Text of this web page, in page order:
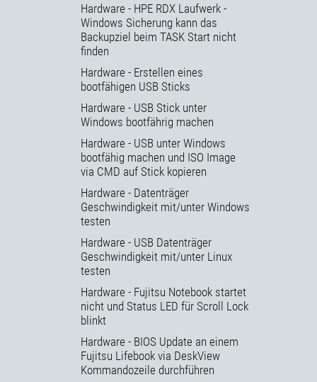
Hardware - HPE RDX Laufwerk -
Windows Sicherung kann das
Backupziel beim TASK Start nicht
finden
Hardware - Erstellen eines
bootfähigen USB Sticks
Hardware - USB Stick unter
Windows bootfährig machen
Hardware - USB unter Windows
bootfähig machen und ISO Image
via CMD auf Stick kopieren
Hardware - Datenträger
Geschwindigkeit mit/unter Windows
testen
Hardware - USB Datenträger
Geschwindigkeit mit/unter Linux
testen
Hardware - Fujitsu Notebook startet
nicht und Status LED für Scroll Lock
blinkt
Hardware - BIOS Update an einem
Fujitsu Lifebook via DeskView
Kommandozeile durchführen